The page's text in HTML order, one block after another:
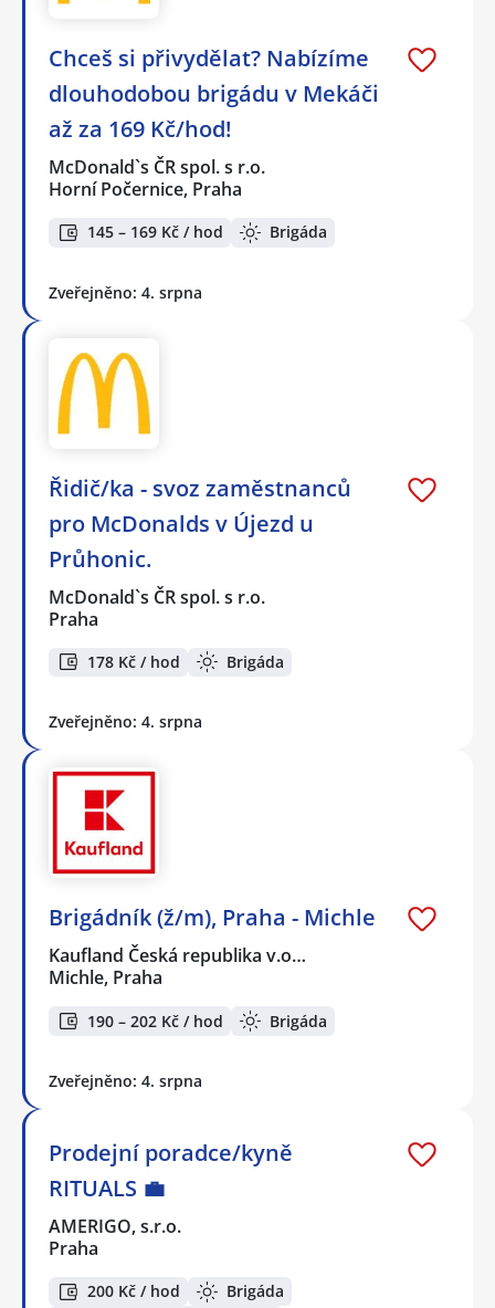
Chceš si přivydělat? Nabízíme
dlouhodobou brigádu v Mekáči
až za 169 Kč/hod!
McDonald`s ČR spol. s r.o.
Horní Počernice, Praha
145 – 169 Kč / hod Brigáda
Zveřejněno: 4. srpna
Řidič/ka - svoz zaměstnanců
pro McDonalds v Újezd u
Průhonic.
McDonald`s ČR spol. s r.o.
Praha
178 Kč / hod Brigáda
Zveřejněno: 4. srpna
Brigádník (ž/m), Praha - Michle
Kaufland Česká republika v.o…
Michle, Praha
190 – 202 Kč / hod Brigáda
Zveřejněno: 4. srpna
Prodejní poradce/kyně
RITUALS 💼
AMERIGO, s.r.o.
Praha
200 Kč / hod
Brigáda